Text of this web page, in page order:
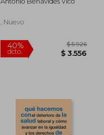
40%
, Nuevo